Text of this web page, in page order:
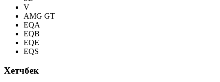
V
AMG GT
EQA
EQB
EQE
EQS
Хетчбек